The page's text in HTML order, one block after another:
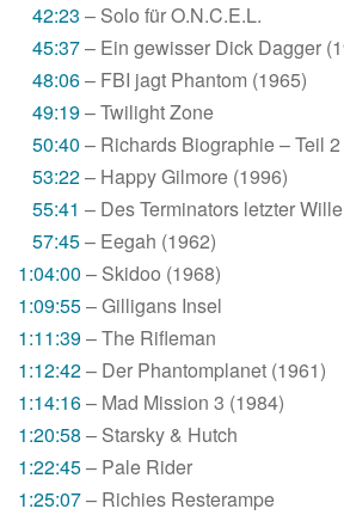
42:23 – Solo für O.N.C.E.L.
45:37– Ein gewisser Dick Dagger
48:06– FBI jagt Phantom (1965)
49:19– Twilight Zone
50:40 – Richards Biographie – Teil 2
53:22– Happy Gilmore (1996)
55:41 – Des Terminators letzter Wille
57:45– Eegah (1962)
1:04:00 – Skidoo (1968)
1:09:55– Gilligans Insel
1:11:39– The Rifleman
1:12:42– Der Phantomplanet (1961)
1:14:16– Mad Mission 3 (1984)
1:20:58 – Starsky & Hutch
1:22:45– Pale Rider
1:25:07– Richies Resterampe